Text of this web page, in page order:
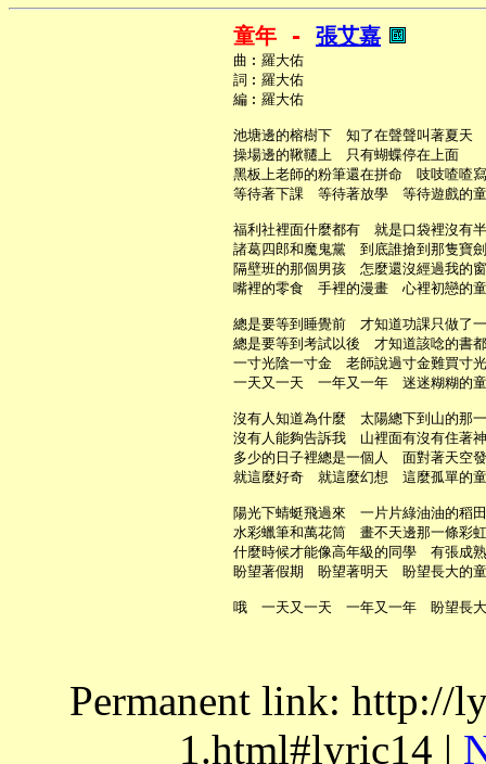
童年 - 張艾嘉
     曲︰羅大佑
     詞︰羅大佑
     編︰羅大佑
     池塘邊的榕樹下　知了在聲聲叫著夏天
     操場邊的鞦韆上　只有蝴蝶停在上面
黑板上老師的粉筆還在拼命　吱吱喳喳
等待著下課　等待著放學　等待遊戲的
福利社裡面什麼都有　就是口袋裡沒有
     諸葛四郎和魔鬼黨　到底誰搶到那隻寶劍
隔壁班的那個男孩　怎麼還沒經過我的
嘴裡的零食　手裡的漫畫　心裡初戀的
總是要等到睡覺前　才知道功課只做了
總是要等到考試以後　才知道該唸的書
一寸光陰一寸金　老師說過寸金難買寸
一天又一天　一年又一年　迷迷糊糊的
沒有人知道為什麼　太陽總下到山的那
沒有人能夠告訴我　山裡面有沒有住著
多少的日子裡總是一個人　面對著天空
就這麼好奇　就這麼幻想　這麼孤單的
     陽光下蜻蜓飛過來　一片片綠油油的稻田
     水彩蠟筆和萬花筒　畫不天邊那一條彩虹
什麼時候才能像高年級的同學　有張成
盼望著假期　盼望著明天　盼望長大的
Permanent link: http://
1.html#lyric14 |